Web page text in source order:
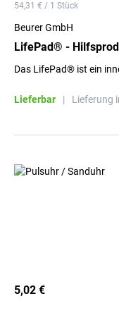
54,31 € / 1 Stück
Beurer GmbH
LifePad® -
Das LifePad® ist ein
Lieferbar | Lieferung
5,02 €